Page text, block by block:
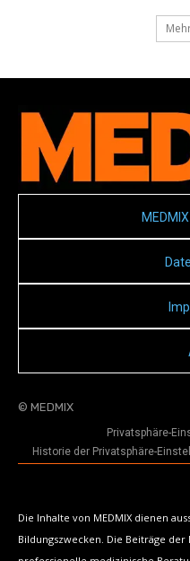
© MEDMIX
Privatsphäre-
Historie der Privatsphäre-
Die Inhalte von MEDMIX dienen
Bildungszwecken. Die Beiträge der